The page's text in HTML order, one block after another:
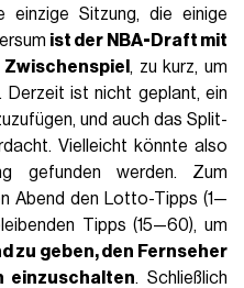
einzige Sitzung, die einige
ist der NBA-Draft mit
, zu kurz, um
Derzeit ist nicht geplant, ein
und auch das Split-
Vielleicht könnte also
gefunden werden. Zum
Abend den Lotto-Tipps (1—
Tipps (15—60), um
zu geben, den Fernseher
einzuschalten. Schließlich